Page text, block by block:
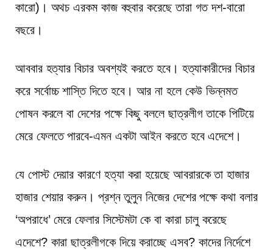
কারো)। অথচ এরকম কাজ বহুবার করেছে তারা গত দশ-বারো
বছরে।
আববার হত্যার বিচার অবশ্যই করতে হবে। হত্যাকারীদের বিচার
করে সর্বোচ্চ শাস্তি দিতে হবে। আর না হলে কেউ ভিন্নমত
পোষন করলে বা দেশের পক্ষে কিছু বললে ছাত্রলীগ তাকে পিটিয়ে
মেরে ফেলতে পারবে-এমন একটা আইন করতে হবে এদেশে।
যে পোস্ট দেয়ার কারণে হত্যা করা হয়েছে আবরারকে তা হাজার
হাজার শেয়ার করুন। প্রশ্ন তুলুন নিজের দেশের পক্ষে কথা বলার
‘অপরাধে’ মেরে ফেলার সিস্টেমটা কে বা কারা চালু করেছে
এদেশে? কারা ছাত্রলীগকে দিয়ে করাচ্ছে এসব? কাদের নির্দেশে